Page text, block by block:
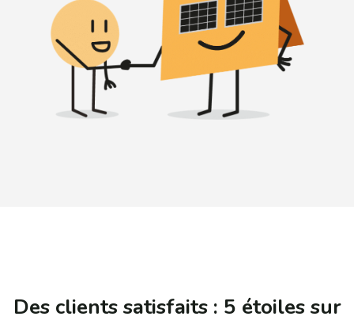
Des clients satisfaits : 5 étoiles sur